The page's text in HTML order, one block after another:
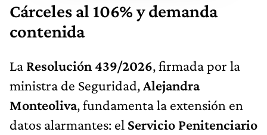
Cárceles al 106% y demanda
contenida
La Resolución 439/2026, firmada por la
ministra de Seguridad,Alejandra
Monteoliva, fundamenta la extensión en
datos alarmantes: el Servicio Penitenciario